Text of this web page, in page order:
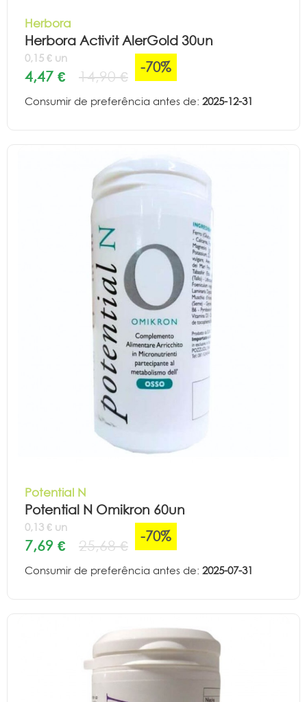
Herbora
Herbora Activit AlerGold 30un
0,15 € un
4,47 € 14,90 €
-70%
Consumir de preferência antes de: 2025-12-31
Potential N
Potential N Omikron 60un
0,13 € un
7,69 € 25,68 €
-70%
Consumir de preferência antes de: 2025-07-31